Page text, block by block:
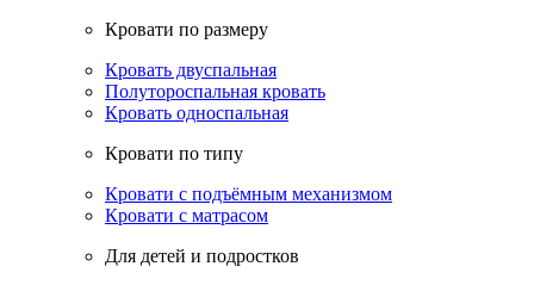
Кровати по размеру
Кровать двуспальная
Полутороспальная кровать
Кровать односпальная
Кровати по типу
Кровати с подъёмным механизмом
Кровати с матрасом
Для детей и подростков